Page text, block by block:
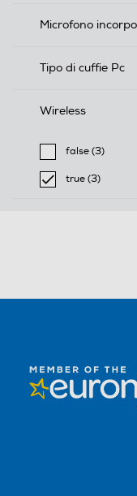
Microfono
Tipo di cuffie Pc
Wireless
false (3)
Filtra per
true (3)